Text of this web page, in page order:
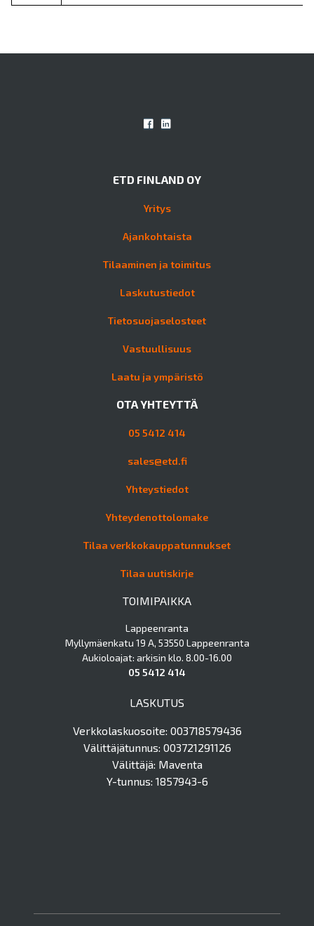
ETD FINLAND OY
Yritys
Ajankohtaista
Tilaaminen ja toimitus
Laskutustiedot
Tietosuojaselosteet
Vastuullisuus
Laatu ja ympäristö
OTA YHTEYTTÄ
05 5412 414
sales@etd.fi
Yhteystiedot
Yhteydenottolomake
Tilaa verkkokauppatunnukset
Tilaa uutiskirje
TOIMIPAIKKA
Lappeenranta
Myllymäenkatu 19 A, 53550 Lappeenranta
Aukioloajat: arkisin klo. 8.00-16.00
05 5412 414
LASKUTUS
Verkkolaskuosoite: 003718579436
Välittäjätunnus: 003721291126
Välittäjä: Maventa
Y-tunnus: 1857943-6